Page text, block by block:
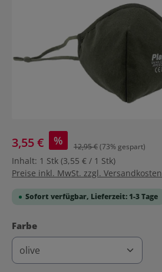
3,55 € % 12,95 €(73% gespart)
Inhalt: 1 Stk (3,55 € / 1 Stk)
Preise inkl. MwSt. zzgl. Versandkosten
Sofort verfügbar, Lieferzeit: 1-3 Tage
Farbeauswählen